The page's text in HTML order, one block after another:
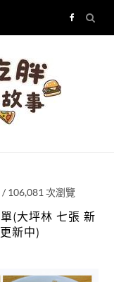
/ 106,081 次瀏覽
(大坪林 七張 新
新中)